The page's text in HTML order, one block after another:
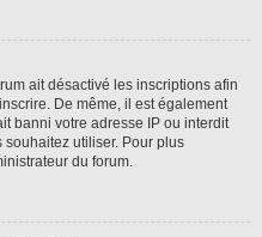
ait désactivé les inscriptions afin
De même, il est également
banni votre adresse IP ou interdit
souhaitez utiliser. Pour plus
du forum.